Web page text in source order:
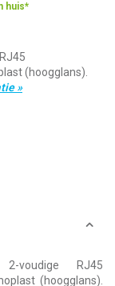
huis*
(hoogglans).
»
voudige RJ45
(hoogglans).